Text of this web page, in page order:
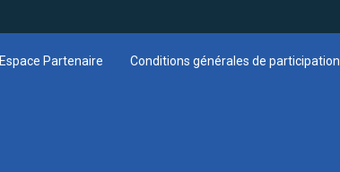
Espace Partenaire Conditions générales de participation